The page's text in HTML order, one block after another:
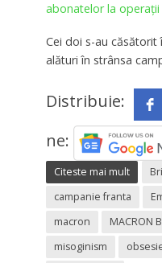
abonatelor la operații
Cei doi s-au
alături în strânsa
Distribuie:
ne:
Citeste mai mult
campanie franta
macron
MACRON
misoginism